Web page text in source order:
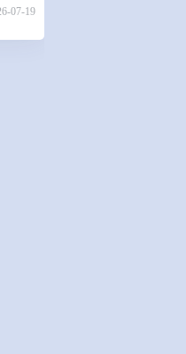
用”让曼联阿森纳怎么接
07-19